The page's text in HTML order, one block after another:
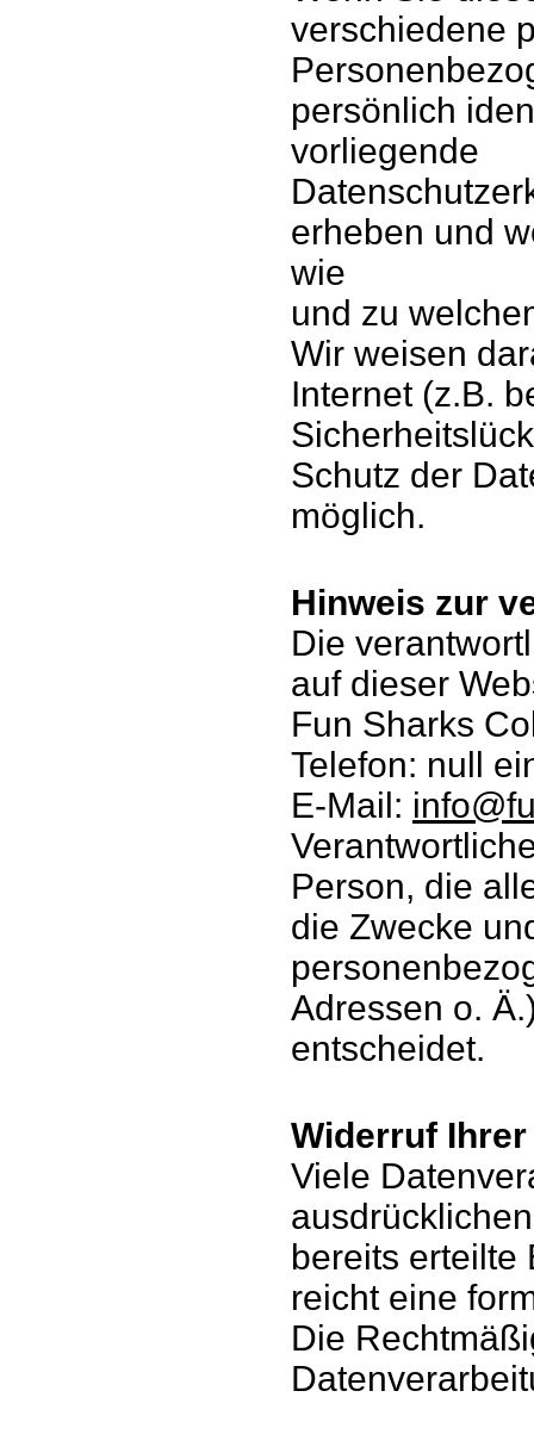
verschiedene
persönlich
vorliegende
erheben und
wie
und zu
Wir weisen
Internet (z.B.
Schutz der
möglich.
Hinweis zur
Die
auf dieser
Fun Sharks
Telefon: null
E-Mail:
Person, die
die Zwecke
Adressen o.
entscheidet.
Widerruf
Viele
bereits erteilte
reicht eine
Die